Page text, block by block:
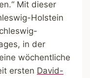
Mit dieser
Holstein
in der
wöchentliche
ersten David-